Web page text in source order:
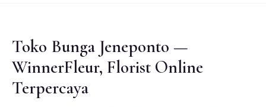
Toko Bunga Jeneponto —
WinnerFleur, Florist Online
Terpercaya